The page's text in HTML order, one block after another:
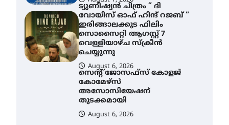
August 6, 2026
സെന്റ് ജോസഫ്സ് കോളജ്
കോമേഴ്‌സ്
അസോസിയേഷന്
തുടക്കമായി
August 6, 2026
കോമേഴ്സ്
എക്സ്പോയുമായി എസ്
എൻ ഹയർ സെക്കൻഡറി
വിദ്യാർത്ഥികൾ
August 6, 2026